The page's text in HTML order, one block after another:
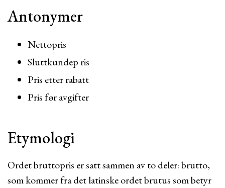
Antonymer
Nettopris
Sluttkundep ris
Pris etter rabatt
Pris før avgifter
Etymologi
Ordet bruttopris er satt sammen av to deler: brutto,
som kommer fra det latinske ordet brutus som betyr